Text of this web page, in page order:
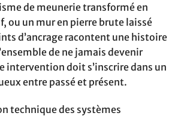
de meunerie transformé en
ou un mur en pierre brute laissé
d’ancrage racontent une histoire
de ne jamais devenir
intervention doit s’inscrire dans un
entre passé et présent.
technique des systèmes